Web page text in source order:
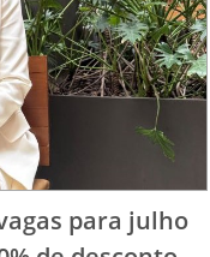
para julho